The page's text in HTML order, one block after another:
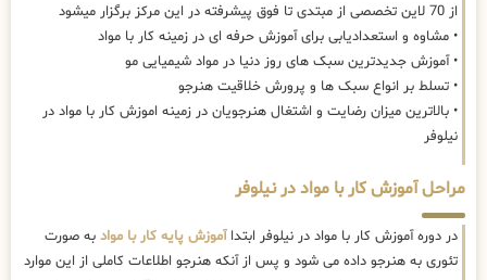
از 70 لاین تخصصی از مبتدی تا فوق پیشرفته در این مرکز برگزار میشود
• مشاوه و استعدادیابی برای آموزش حرفه ای در زمینه کار با مواد
• آموزش جدیدترین سبک های روز دنیا در مواد شیمیایی مو
• تسلط بر انواع سبک ها و پرورش خلاقیت هنرجو
• بالاترین میزان رضایت و اشتغال هنرجویان در زمینه اموزش کار با مواد در
نیلوفر
مراحل آموزش کار با مواد در نیلوفر
در دوره آموزش کار با مواد در نیلوفر ابتداآموزش پایه کار با مواد به صورت
تئوری به هنرجو داده می شود و پس از آنکه هنرجو اطلاعات کاملی از این موارد